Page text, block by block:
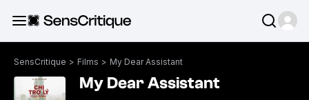
SensCritique > Films > My Dear Assistant
My Dear Assistant